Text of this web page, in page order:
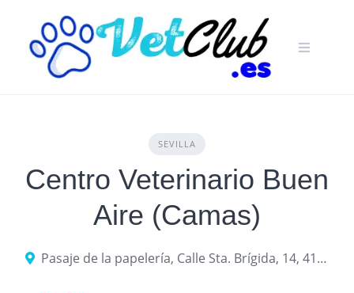
content
SEVILLA
Centro Veterinario Buen
Aire (Camas)
Pasaje de la papelería, Calle Sta. Brígida, 14, 41900 Camas, Sevilla